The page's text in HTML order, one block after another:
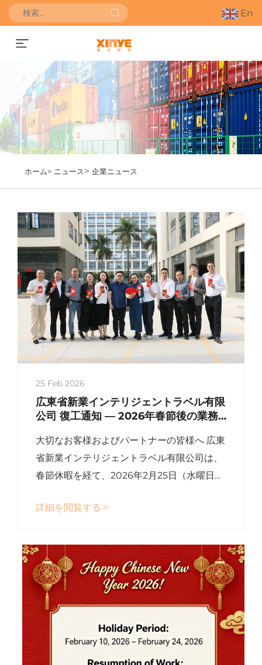
En
お見積りを依頼する
ホーム> ニュース> 企業ニュース
25 Feb 2026
広東省新業インテリジェントラベル有限
公司 復工通知 ― 2026年春節後の業務
大切なお客様およびパートナーの皆様へ 広東
省新業インテリジェントラベル有限公司は、
春節休暇を経て、2026年2月25日（水曜日）
RFID社は、社員・お客様・すべての関係者
します…
詳細を閲覧する